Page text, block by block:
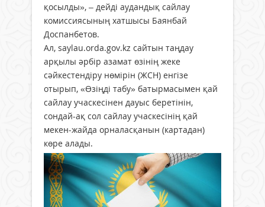
қосылды», – дейді аудандық сайлау
комиссиясының хатшысы Баянбай
Доспанбетов.
Ал, saylau.orda.gov.kz сайтын таңдау
арқылы әрбір азамат өзінің жеке
сәйкестендіру нөмірін (ЖСН) енгізе
отырып, «Өзіңді табу» батырмасымен қай
сайлау учаскесінен дауыс беретінін,
сондай-ақ сол сайлау учаскесінің қай
мекен-жайда орналасқанын (картадан)
көре алады.